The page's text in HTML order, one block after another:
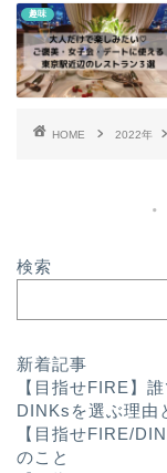
趣味
HOME 2022年
検索
新着記事
【目指せFIRE】
DINKsを選ぶ理由
【目指せFIRE/
のこと